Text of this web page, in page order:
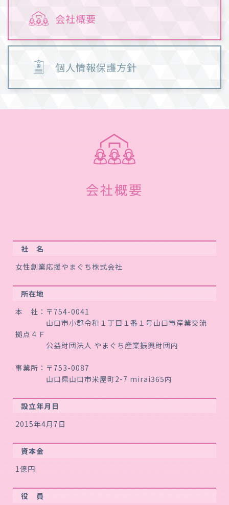
会社概要
個人情報保護方針
会社概要
社 名
女性創業応援やまぐち株式会社
所在地
本 社：〒754-0041
山口市小郡令和１丁目１番１号山口市産業交流
拠点４Ｆ
公益財団法人 やまぐち産業振興財団内
事業所：〒753-0087
山口県山口市米屋町2-7 mirai365内
設立年月日
2015年4月7日
資本金
1億円
役 員